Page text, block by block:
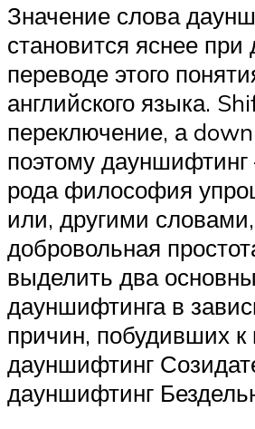
Значение слова
становится яснее при
переводе этого
английского языка.
переключение, а
поэтому дауншифтинг
рода философия
или, другими словами,
добровольная
выделить два
дауншифтинга в
причин, побудивших
дауншифтинг
дауншифтинг